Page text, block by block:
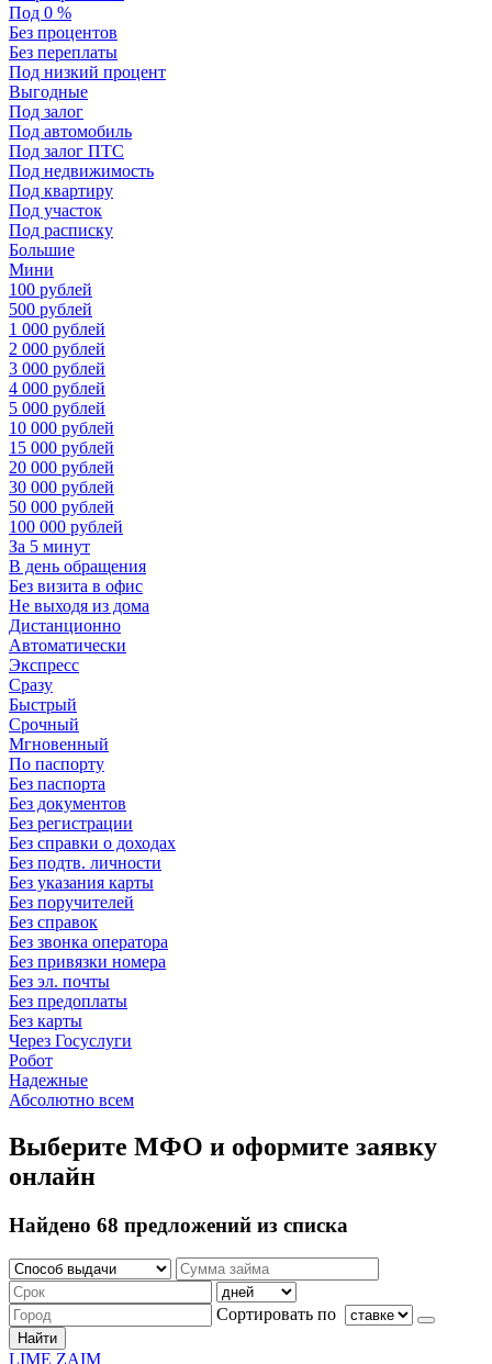
Под 0 %
Без процентов
Без переплаты
Под низкий процент
Выгодные
Под залог
Под автомобиль
Под залог ПТС
Под недвижимость
Под квартиру
Под участок
Под расписку
Большие
Мини
100 рублей
500 рублей
1 000 рублей
2 000 рублей
3 000 рублей
4 000 рублей
5 000 рублей
10 000 рублей
15 000 рублей
20 000 рублей
30 000 рублей
50 000 рублей
100 000 рублей
За 5 минут
В день обращения
Без визита в офис
Не выходя из дома
Дистанционно
Автоматически
Экспресс
Сразу
Быстрый
Срочный
Мгновенный
По паспорту
Без паспорта
Без документов
Без регистрации
Без справки о доходах
Без подтв. личности
Без указания карты
Без поручителей
Без справок
Без звонка оператора
Без привязки номера
Без эл. почты
Без предоплаты
Без карты
Через Госуслуги
Робот
Надежные
Абсолютно всем
Выберите МФО и оформите заявку
онлайн
Найдено 68 предложений из списка
Сортировать по
Найти
LIME ZAIM